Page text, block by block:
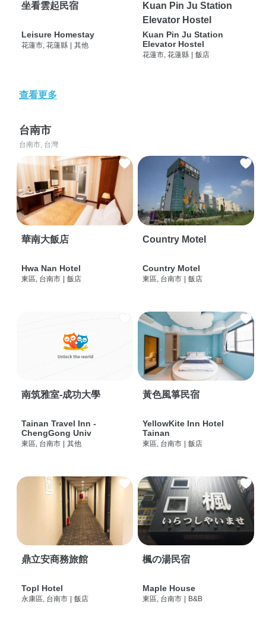
坐看雲起民宿
Leisure Homestay
花蓮市, 花蓮縣 其他
Kuan Pin Ju Station
Elevator Hostel
Kuan Pin Ju Station
Elevator Hostel
花蓮市, 花蓮縣 飯店
查看更多
台南市
台南市, 台灣
華南大飯店
Hwa Nan Hotel
東區, 台南市 | 飯店
Country Motel
Country Motel
東區, 台南市 | 飯店
南筑雅室-成功大學
Tainan Travel Inn -
ChengGong Univ
東區, 台南市 | 其他
黃色風箏民宿
YellowKite Inn Hotel
Tainan
東區, 台南市 | 飯店
鼎立安商務旅館
Topl Hotel
永康區, 台南市 | 飯店
楓の湯民宿
Maple House
東區, 台南市 | B&B